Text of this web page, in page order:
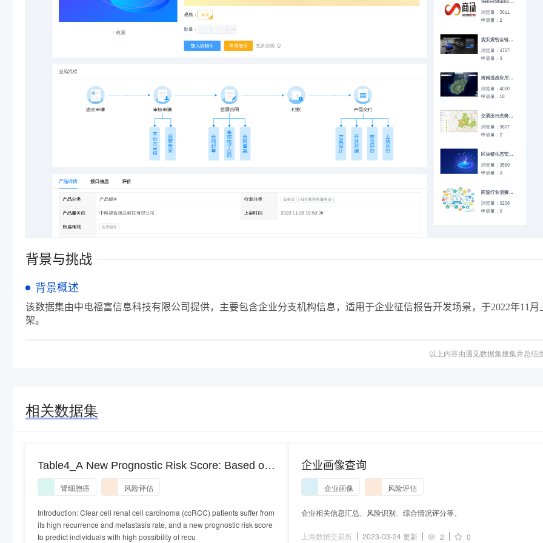
背景与挑战
背景概述
该数据集由中电福富信息科技有限公司提供，主要包含企业分支机构信息，适用于企业征信报告开发场景，于2022年11月
架。
以上内容由遇见数据集搜集并总结
相关数据集
Table4_A New Prognostic Risk Score: Based on
the Analysis of Autophagy-Related Genes and
Renal Cell Carcinoma.xlsx
肾细胞癌 风险评估
Introduction: Clear cell renal cell carcinoma (ccRCC) patients suffer from
its high recurrence and metastasis rate, and a new prognostic risk score
to predict individuals with high possibility of recu
企业画像查询
企业画像 风险评估
企业相关信息汇总、风险识别、综合情况评分等。
上海数据交易所 2023-03-24 更新 2 0